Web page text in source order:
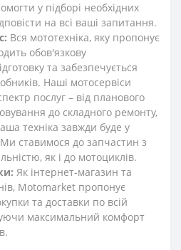
у підборі необхідних
на всі ваші запитання.
Вся мототехніка, яку пропонує
обов'язкову
та забезпечується
Наші мотосервіси
послуг – від планового
до складного ремонту,
техніка завжди буде у
Ми ставимося до запчастин з
як і до мотоциклів.
Як інтернет-магазин та
Motomarket пропонує
та доставки по всій
максимальний комфорт